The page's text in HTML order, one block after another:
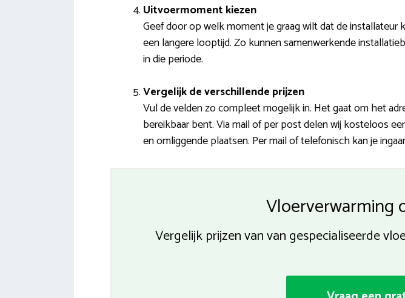
Uitvoermoment kiezen
Geef door op welk moment je graag wilt dat de
een langere looptijd. Zo kunnen samenwerkende
in die periode.
Vergelijk de verschillende prijzen
Vul de velden zo compleet mogelijk in. Het gaat om het
bereikbaar bent. Via mail of per post delen wij kosteloos
en omliggende plaatsen. Per mail of telefonisch kan je
Vloerverwarming
Vergelijk prijzen van van gespecialiseerde